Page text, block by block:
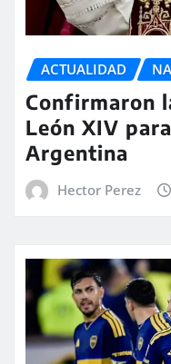
ACTUALIDAD
Confirmaron
León XIV
Argentina
Hector Perez